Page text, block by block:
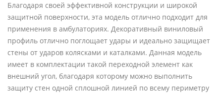
Благодаря своей эффективной конструкции и широкой
защитной поверхности, эта модель отлично подходит для
применения в амбулаториях. Декоративный виниловый
профиль отлично поглощает удары и идеально защищает
стены от ударов колясками и каталками. Данная модель
имеет в комплектации такой переходной элемент как
внешний угол, благодаря которому можно выполнить
защиту стен одной сплошной линией по всему периметру